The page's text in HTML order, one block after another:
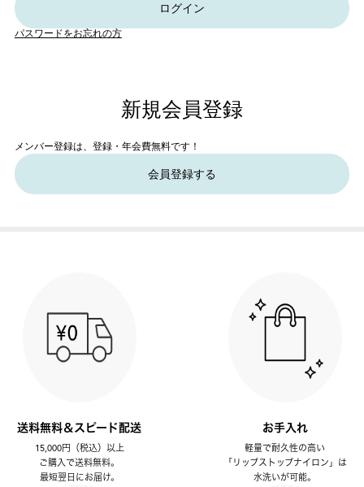
ログイン
パスワードをお忘れの方
新規会員登録
メンバー登録は、登録・年会費無料です！
会員登録する
送料無料＆スピード配送
15,000円（税込）以上
ご購入で送料無料。
最短翌日にお届け。
お手入れ
軽量で耐久性の高い
「リップストップナイロン」は
水洗いが可能。